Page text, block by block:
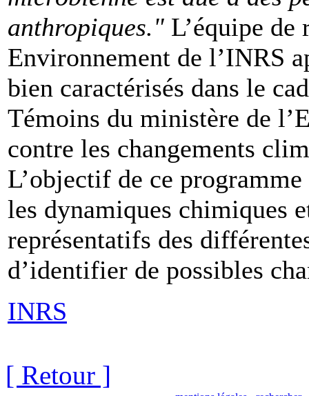
anthropiques." L’équipe de
Environnement de l’INRS
bien caractérisés dans le
Témoins du ministère de
contre les changements
L’objectif de ce
les dynamiques chimiques
représentatifs des
d’identifier de possibles
INRS
[ Retour ]